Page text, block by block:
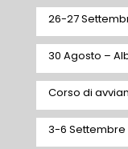
26-27
30 Agosto –
Corso di
3-6 Settembre